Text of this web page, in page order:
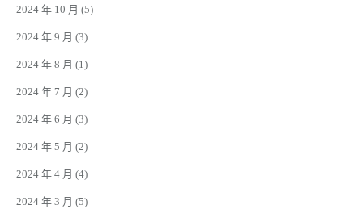
2024 年 10 月 (5)
2024 年 9 月 (3)
2024 年 8 月 (1)
2024 年 7 月 (2)
2024 年 6 月 (3)
2024 年 5 月 (2)
2024 年 4 月 (4)
2024 年 3 月 (5)